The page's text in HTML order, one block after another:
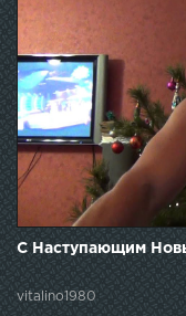
С Наступающим
vitalino1980